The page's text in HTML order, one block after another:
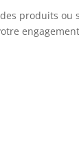
produits ou